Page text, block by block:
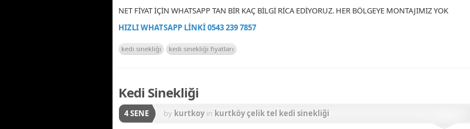
NET FİYAT İÇİN WHATSAPP TAN BİR KAÇ BİLGİ RİCA EDİYORUZ. HER BÖLGEYE MONTAJIMIZ YOK
HIZLI WHATSAPP LİNKİ 0543 239 7857
kedi sinekliği kedi sinekliği fiyatları
Kedi Sinekliği
4 SENE by kurtkoy in kurtköy çelik tel kedi sinekliği